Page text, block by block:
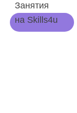
Занятия
на Skills4u